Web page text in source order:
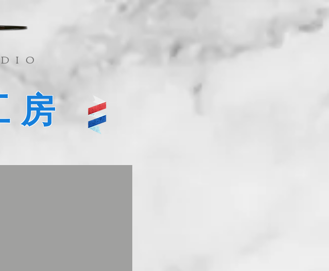
房